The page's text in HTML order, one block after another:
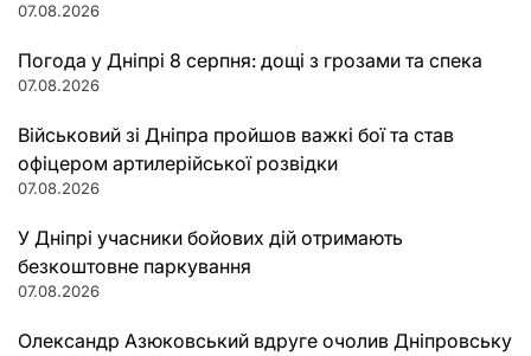
07.08.2026
Погода у Дніпрі 8 серпня: дощі з грозами та спека
07.08.2026
Військовий зі Дніпра пройшов важкі бої та став
офіцером артилерійської розвідки
07.08.2026
У Дніпрі учасники бойових дій отримають
безкоштовне паркування
07.08.2026
Олександр Азюковський вдруге очолив Дніпровську